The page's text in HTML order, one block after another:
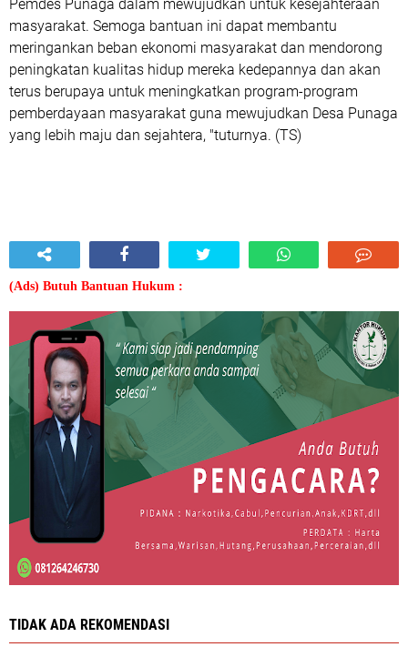
Pemdes Punaga dalam mewujudkan untuk kesejahteraan
masyarakat. Semoga bantuan ini dapat membantu
meringankan beban ekonomi masyarakat dan mendorong
peningkatan kualitas hidup mereka kedepannya dan akan
terus berupaya untuk meningkatkan program-program
pemberdayaan masyarakat guna mewujudkan Desa Punaga
yang lebih maju dan sejahtera, "tuturnya. (TS)
(Ads) Butuh Bantuan Hukum :
TIDAK ADA REKOMENDASI